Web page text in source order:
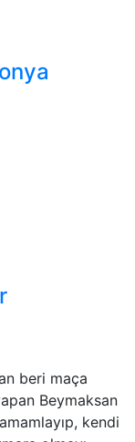
beri maça
Beymaksan
kendi